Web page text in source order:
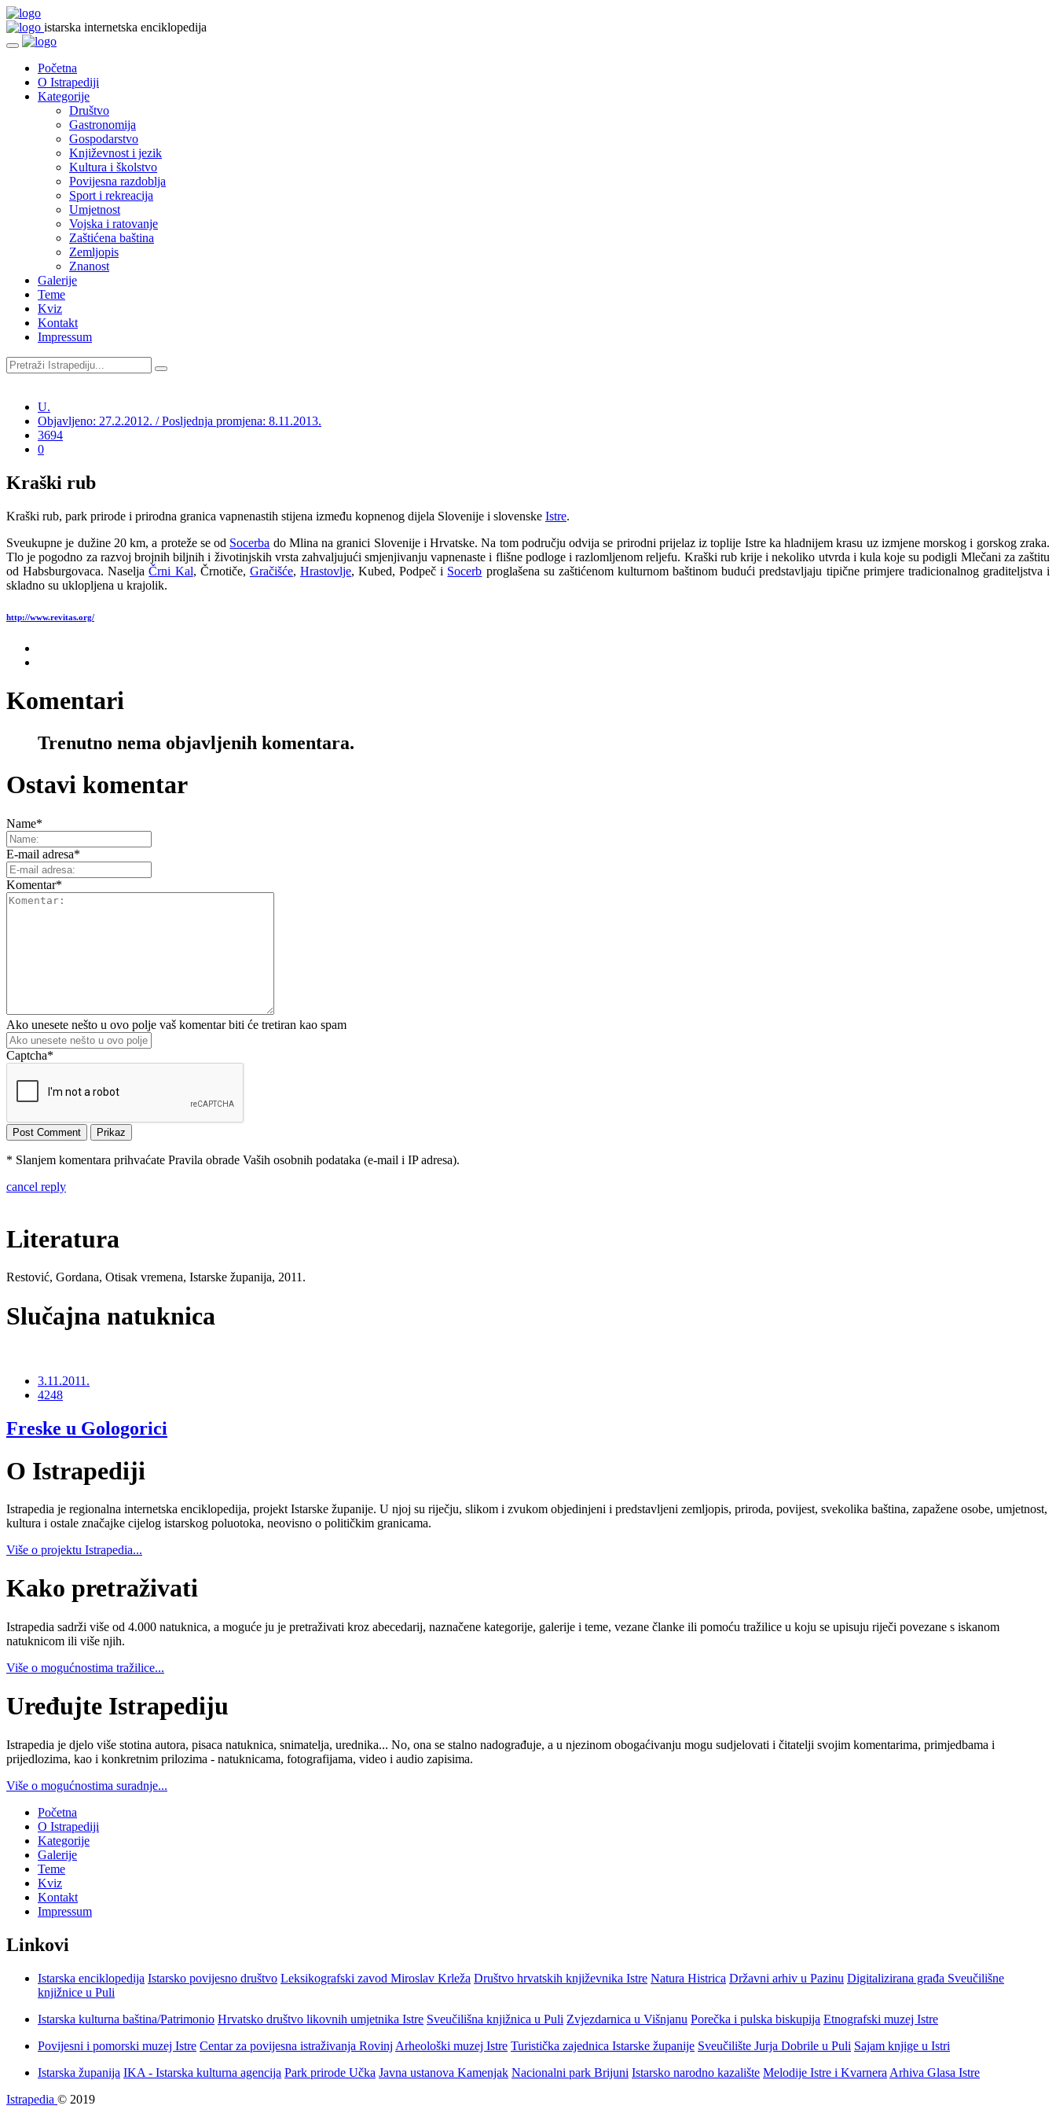
istarska internetska enciklopedija
Početna
O Istrapediji
Kategorije
Društvo
Gastronomija
Gospodarstvo
Književnost i jezik
Kultura i školstvo
Povijesna razdoblja
Sport i rekreacija
Umjetnost
Vojska i ratovanje
Zaštićena baština
Zemljopis
Znanost
Galerije
Teme
Kviz
Kontakt
Impressum
U.
Objavljeno: 27.2.2012. / Posljednja promjena: 8.11.2013.
3694
0
Kraški rub
Kraški rub, park prirode i prirodna granica vapnenastih stijena između kopnenog dijela Slovenije i slovenske Istre.
Sveukupne je dužine 20 km, a proteže se od Socerba do Mlina na granici Slovenije i Hrvatske. Na tom području odvija se prirodni prijelaz iz toplije Istre ka hladnijem krasu uz izmjene morskog i gorskog zraka.
Tlo je pogodno za razvoj brojnih biljnih i životinjskih vrsta zahvaljujući smjenjivanju vapnenaste i flišne podloge i razlomljenom reljefu. Kraški rub krije i nekoliko utvrda i kula koje su podigli Mlečani za zaštitu
od Habsburgovaca. NaseljaČrni Kal, Črnotiče, Gračišće, Hrastovlje, Kubed, Podpeč i Socerb proglašena su zaštićenom kulturnom baštinom budući predstavljaju tipične primjere tradicionalnog graditeljstva i
skladno su uklopljena u krajolik.
http://www.revitas.org/
Komentari
Trenutno nema objavljenih komentara.
Ostavi komentar
Name*
E-mail adresa*
Komentar*
Ako unesete nešto u ovo polje vaš komentar biti će tretiran kao spam
Captcha*
* Slanjem komentara prihvaćate Pravila obrade Vaših osobnih podataka (e-mail i IP adresa).
cancel reply
Literatura
Restović, Gordana, Otisak vremena, Istarske županija, 2011.
Slučajna natuknica
3.11.2011.
4248
Freske u Gologorici
O Istrapediji
Istrapedia je regionalna internetska enciklopedija, projekt Istarske županije. U njoj su riječju, slikom i zvukom objedinjeni i predstavljeni zemljopis, priroda, povijest, svekolika baština, zapažene osobe, umjetnost,
kultura i ostale značajke cijelog istarskog poluotoka, neovisno o političkim granicama.
Više o projektu Istrapedia...
Kako pretraživati
Istrapedia sadrži više od 4.000 natuknica, a moguće ju je pretraživati kroz abecedarij, naznačene kategorije, galerije i teme, vezane članke ili pomoću tražilice u koju se upisuju riječi povezane s iskanom
natuknicom ili više njih.
Više o mogućnostima tražilice...
Uređujte Istrapediju
Istrapedia je djelo više stotina autora, pisaca natuknica, snimatelja, urednika... No, ona se stalno nadograđuje, a u njezinom obogaćivanju mogu sudjelovati i čitatelji svojim komentarima, primjedbama i
prijedlozima, kao i konkretnim prilozima - natuknicama, fotografijama, video i audio zapisima.
Više o mogućnostima suradnje...
Početna
O Istrapediji
Kategorije
Galerije
Teme
Kviz
Kontakt
Impressum
Linkovi
Istarska enciklopedija Istarsko povijesno društvo Leksikografski zavod Miroslav Krleža Društvo hrvatskih književnika Istre Natura Histrica Državni arhiv u Pazinu Digitalizirana građa Sveučilišne
knjižnice u Puli
Istarska kulturna baština/Patrimonio Hrvatsko društvo likovnih umjetnika Istre Sveučilišna knjižnica u Puli Zvjezdarnica u Višnjanu Porečka i pulska biskupija Etnografski muzej Istre
Povijesni i pomorski muzej Istre Centar za povijesna istraživanja Rovinj Arheološki muzej Istre Turistička zajednica Istarske županije Sveučilište Jurja Dobrile u Puli Sajam knjige u Istri
Istarska županija IKA - Istarska kulturna agencija Park prirode Učka Javna ustanova Kamenjak Nacionalni park Brijuni Istarsko narodno kazalište Melodije Istre i Kvarnera Arhiva Glasa Istre
Istrapedia © 2019